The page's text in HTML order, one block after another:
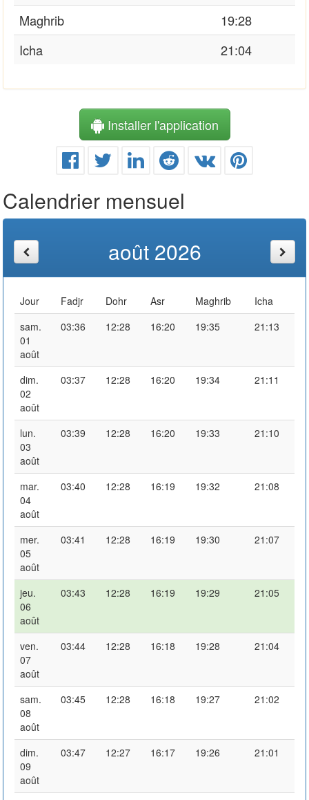
Maghrib
19:28
Icha
21:04
Installer l'application
Calendrier mensuel
août 2026
Jour Fadjr Dohr Asr Maghrib
Icha
sam.
01
août
03:36 12:28 16:20 19:35 21:13
dim.
02
août
03:37 12:28 16:20 19:34 21:11
lun.
03
août
03:39 12:28 16:20 19:33 21:10
mar.
04
août
03:40 12:28 16:19 19:32 21:08
mer.
05
août
03:41 12:28 16:19 19:30 21:07
jeu.
06
août
03:43 12:28 16:19 19:29 21:05
ven.
07
août
03:44 12:28 16:18 19:28 21:04
sam.
08
août
03:45 12:28 16:18 19:27 21:02
dim.
09
août
03:47 12:27 16:17 19:26 21:01